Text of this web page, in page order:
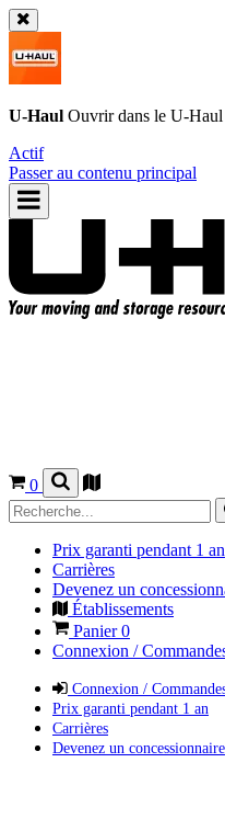
U-Haul Ouvrir dans le U-Haul
Actif
Passer au contenu principal
0
Prix garanti pendant 1 an
Carrières
Devenez un
Établissements
Panier0
Connexion /
Connexion /
Prix garanti pendant 1 an
Carrières
Devenez un concessionnaire